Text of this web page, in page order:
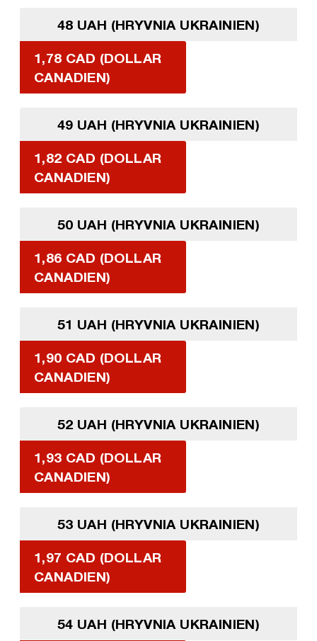
48 UAH (HRYVNIA UKRAINIEN)
1,78 CAD (DOLLAR
CANADIEN)
49 UAH (HRYVNIA UKRAINIEN)
1,82 CAD (DOLLAR
CANADIEN)
50 UAH (HRYVNIA UKRAINIEN)
1,86 CAD (DOLLAR
CANADIEN)
51 UAH (HRYVNIA UKRAINIEN)
1,90 CAD (DOLLAR
CANADIEN)
52 UAH (HRYVNIA UKRAINIEN)
1,93 CAD (DOLLAR
CANADIEN)
53 UAH (HRYVNIA UKRAINIEN)
1,97 CAD (DOLLAR
CANADIEN)
54 UAH (HRYVNIA UKRAINIEN)